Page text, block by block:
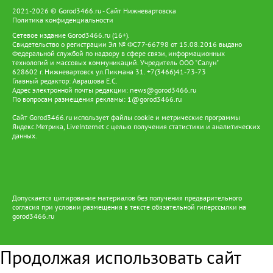
обеспечивают работу телекоммуникационного оборудования,
освещения и бытовых электроприборов. Так цифровая
инфраструктура становится частью более масштабной системы
поддержки коренных народов — от образования и доступа к
услугам до развития традиционных промыслов и сохранения
культурного наследия. Именно такой подход позволяет
сочетать современные технологии с традиционным образом
жизни ханты и манси, давая им возможность жить и трудиться
на земле предков и вести традиционный образ жизни.
2021-2026 © Gorod3466.ru - Сайт Нижневартовска
Политика конфиденциальности
Сетевое издание Gorod3466.ru (16+).
Свидетельство о регистрации Эл № ФС77-66798 от 15.08.2016 выдано
Федеральной службой по надзору в сфере связи, информационных
технологий и массовых коммуникаций. Учредитель ООО "Салун"
628602 г. Нижневартовск ул.Пикмана 31. +7(3466)41-73-73
Главный редактор: Аврашова Е.С.
Адрес электронной почты редакции: news@gorod3466.ru
По вопросам размещения рекламы: 1@gorod3466.ru
Сайт Gorod3466.ru использует файлы cookie и метрические программы
Яндекс.Метрика, LiveInternet с целью получения статистики и аналитических
данных.
Допускается цитирование материалов без получения предварительного
согласия при условии размещения в тексте обязательной гиперссылки на
gorod3466.ru
Продолжая использовать сайт